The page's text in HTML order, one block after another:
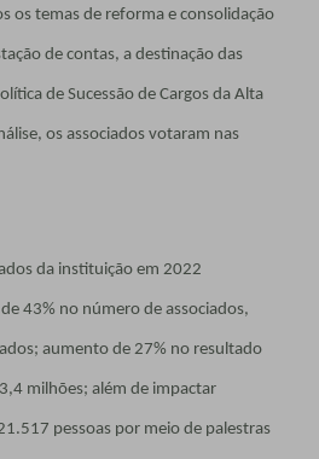
os temas de reforma e consolidação
de contas, a destinação das
de Sucessão de Cargos da Alta
os associados votaram nas
da instituição em 2022
43% no número de associados,
aumento de 27% no resultado
milhões; além de impactar
pessoas por meio de palestras